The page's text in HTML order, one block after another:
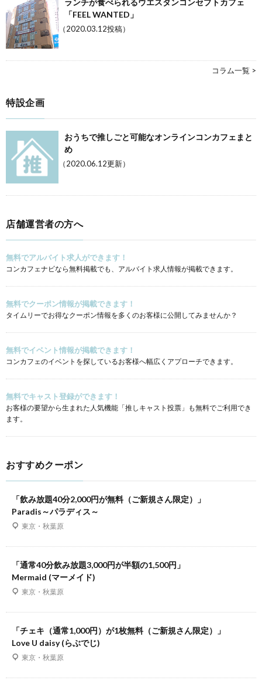
「FEEL WANTED」
（2020.03.12投稿）
コラム一覧 >
特設企画
おうちで推しごと可能なオンラインコンカフェまと
め
（2020.06.12更新）
店舗運営者の方へ
無料でアルバイト求人ができます！
コンカフェナビなら無料掲載でも、アルバイト求人情報が掲載できます。
無料でクーポン情報が掲載できます！
タイムリーでお得なクーポン情報を多くのお客様に公開してみませんか？
無料でイベント情報が掲載できます！
コンカフェのイベントを探しているお客様へ幅広くアプローチできます。
無料でキャスト登録ができます！
お客様の要望から生まれた人気機能「推しキャスト投票」も無料でご利用でき
ます。
おすすめクーポン
「飲み放題40分2,000円が無料（ご新規さん限定）」
Paradis～パラディス～
東京・秋葉原
「通常40分飲み放題3,000円が半額の1,500円」
Mermaid (マーメイド)
東京・秋葉原
「チェキ（通常1,000円）が1枚無料（ご新規さん限定）」
Love U daisy (らぶでじ)
東京・秋葉原